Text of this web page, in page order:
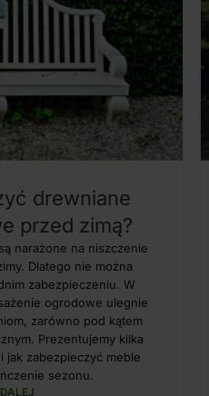
drewniane
przed zimą?
narażone na niszczenie
Dlatego nie można
zabezpieczeniu. W
ogrodowe ulegnie
zarówno pod kątem
Prezentujemy kilka
jak zabezpieczyć meble
sezonu.